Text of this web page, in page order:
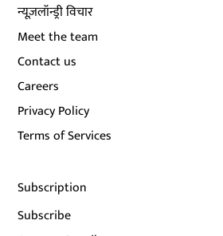
न्यूज़लॉन्ड्री विचार
Meet the team
Contact us
Careers
Privacy Policy
Terms of Services
Subscription
Subscribe